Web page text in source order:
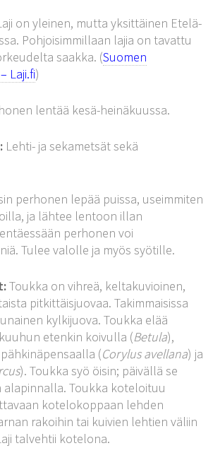
on yleinen, mutta yksittäinen Etelä-
Pohjoisimmillaan lajia on tavattu
saakka. (Suomen
Laji.fi)
lentää kesä-heinäkuussa.
Lehti- ja sekametsät sekä
perhonen lepää puissa, useimmiten
ja lähtee lentoon illan
perhonen voi
Tulee valolle ja myös syötille.
Toukka on vihreä, keltakuvioinen,
pitkittäisjuovaa. Takimmaisissa
kylkijuova. Toukka elää
etenkin koivulla (Betula),
(Corylus avellana) ja
). Toukka syö öisin; päivällä se
alapinnalla. Toukka koteloituu
kotelokoppaan lehden
rakoihin tai kuivien lehtien väliin
talvehtii kotelona.